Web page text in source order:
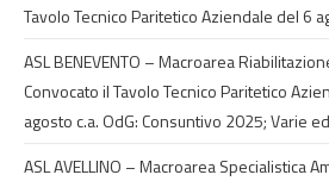
Tavolo Tecnico Paritetico Aziendale del 6
ASL BENEVENTO – Macroarea
Convocato il Tavolo Tecnico Paritetico
agosto c.a. OdG: Consuntivo 2025; Varie
ASL AVELLINO – Macroarea Specialistica